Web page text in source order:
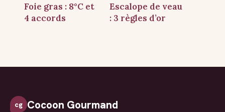
Foie gras : 8°C et
4 accords
Escalope de veau
: 3 règles d’or
la saison
cg Cocoon Gourmand